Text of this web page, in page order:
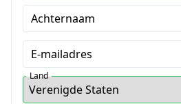
Achternaam
E-mailadres
Land